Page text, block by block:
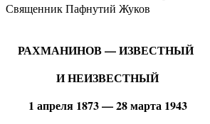
Священник Пафнутий Жуков
РАХМАНИНОВ — ИЗВЕСТНЫЙ
И НЕИЗВЕСТНЫЙ
1 апреля 1873 — 28 марта 1943